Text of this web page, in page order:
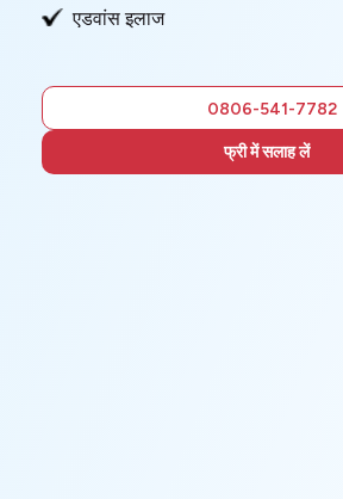
फ्री में सलाह
लें
एडवांस इलाज
0806-541-7782
फ्री में सलाह लें